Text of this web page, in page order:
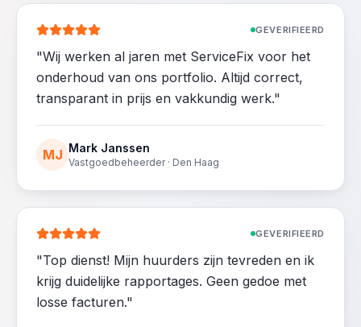
GEVERIFIEERD
"Wij werken al jaren met ServiceFix voor het
onderhoud van ons portfolio. Altijd correct,
transparant in prijs en vakkundig werk."
MJ Mark Janssen
Vastgoedbeheerder · Den Haag
GEVERIFIEERD
"Top dienst! Mijn huurders zijn tevreden en ik
krijg duidelijke rapportages. Geen gedoe met
losse facturen."